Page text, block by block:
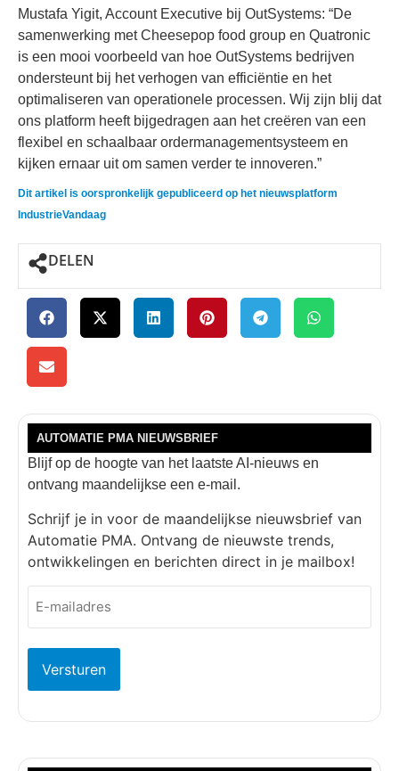
Mustafa Yigit, Account Executive bij OutSystems: “De
samenwerking met Cheesepop food group en Quatronic
is een mooi voorbeeld van hoe OutSystems bedrijven
ondersteunt bij het verhogen van efficiëntie en het
optimaliseren van operationele processen. Wij zijn blij dat
ons platform heeft bijgedragen aan het creëren van een
flexibel en schaalbaar ordermanagementsysteem en
kijken ernaar uit om samen verder te innoveren.”
Dit artikel is oorspronkelijk gepubliceerd op het nieuwsplatform
IndustrieVandaag
DELEN
AUTOMATIE PMA NIEUWSBRIEF
Blijf op de hoogte van het laatste AI-nieuws en
ontvang maandelijkse een e-mail.
Schrijf je in voor de maandelijkse nieuwsbrief van
Automatie PMA. Ontvang de nieuwste trends,
ontwikkelingen en berichten direct in je mailbox!
E-
mailadres